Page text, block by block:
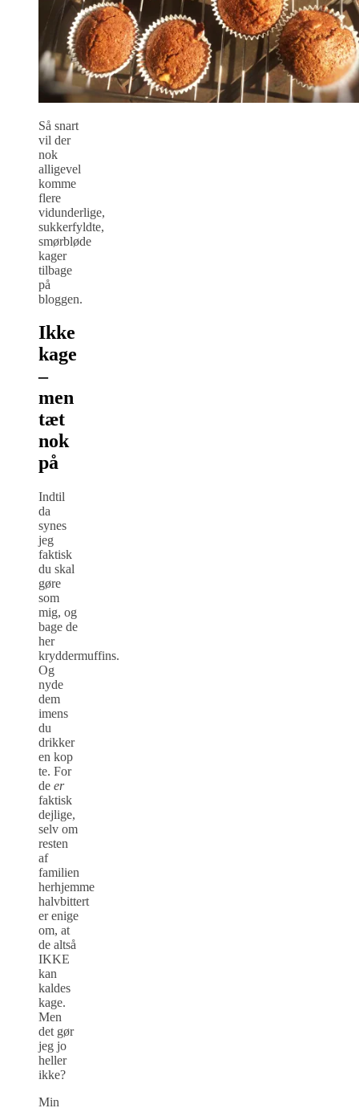
Så snart
vil der
nok
alligevel
komme
flere
vidunderlige,
sukkerfyldte,
smørbløde
kager
tilbage
på
bloggen.
Ikke
kage
–
men
tæt
nok
på
Indtil
da
synes
jeg
faktisk
du skal
gøre
som
mig, og
bage de
her
kryddermuffins.
Og
nyde
dem
imens
du
drikker
en kop
te. For
de er
faktisk
dejlige,
selv om
resten
af
familien
herhjemme
halvbittert
er enige
om, at
de altså
IKKE
kan
kaldes
kage.
Men
det gør
jeg jo
heller
ikke?
Min